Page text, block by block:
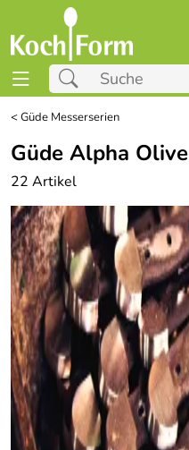
<Güde Messerserien
Güde Alpha Olive
22 Artikel